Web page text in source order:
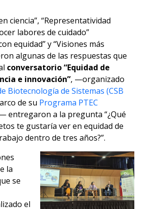
ciencia”, “Representatividad
labores de cuidado”
equidad” y “Visiones más
algunas de las respuestas que
conversatorio “Equidad de
e innovación”, —organizado
Biotecnología de Sistemas (CSB
de su Programa PTEC
entregaron a la pregunta “¿Qué
te gustaría ver en equidad de
dentro de tres años?”.
la
se
el